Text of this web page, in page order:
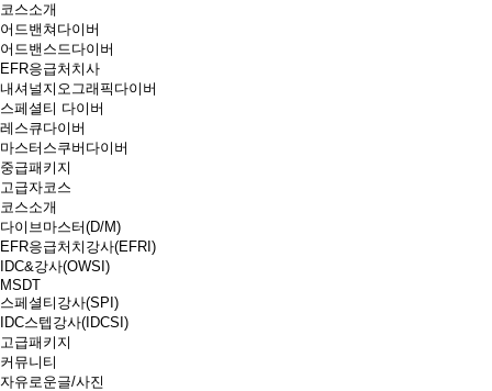
코스소개
어드밴쳐다이버
어드밴스드다이버
EFR응급처치사
내셔널지오그래픽다이버
스페셜티 다이버
레스큐다이버
마스터스쿠버다이버
중급패키지
고급자코스
코스소개
다이브마스터(D/M)
EFR응급처치강사(EFRI)
IDC&강사(OWSI)
MSDT
스페셜티강사(SPI)
IDC스텝강사(IDCSI)
고급패키지
커뮤니티
자유로운글/사진